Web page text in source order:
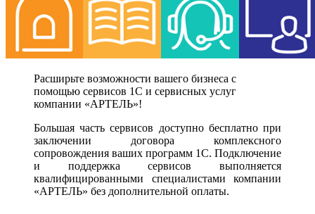
Расширьте возможности вашего бизнеса с
помощью сервисов 1С и сервисных услуг
компании «АРТЕЛЬ»!
Большая часть сервисов доступно бесплатно при
заключении договора комплексного
сопровождения ваших программ 1С. Подключение
и поддержка сервисов выполняется
квалифицированными специалистами компании
«АРТЕЛЬ» без дополнительной оплаты.